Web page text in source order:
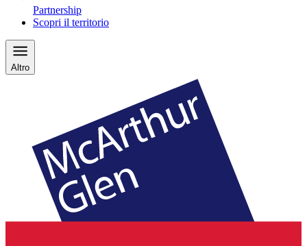
Partnership
Scopri il territorio
Altro